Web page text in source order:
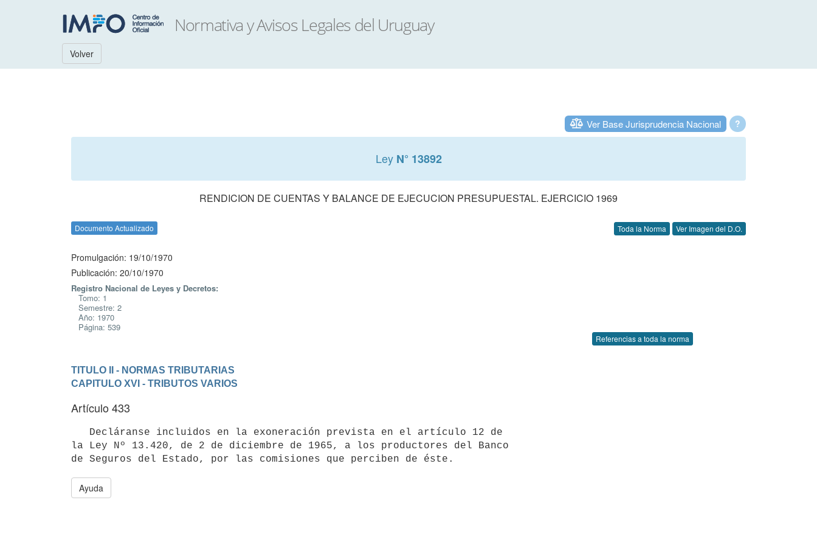
Volver
?
Ver Base Jurisprudencia Nacional
Ley N° 13892
RENDICION DE CUENTAS Y BALANCE DE EJECUCION PRESUPUESTAL. EJERCICIO 1969
Documento Actualizado Toda la Norma Ver Imagen del D.O.
Promulgación: 19/10/1970
Publicación: 20/10/1970
Registro Nacional de Leyes y Decretos:
Tomo: 1
Semestre: 2
Año: 1970
Página: 539
Referencias a toda la norma
TITULO II - NORMAS TRIBUTARIAS
CAPITULO XVI - TRIBUTOS VARIOS
Artículo 433
la Ley Nº 13.420, de 2 de diciembre de 1965, a los productores del Banco
de Seguros del Estado, por las comisiones que perciben de éste.
Ayuda